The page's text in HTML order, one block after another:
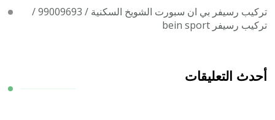
تركيب رسيفر بي ان سبورت الشويخ السكنية / 99009693 /
تركيب رسيفر bein sport
أحدث التعليقات